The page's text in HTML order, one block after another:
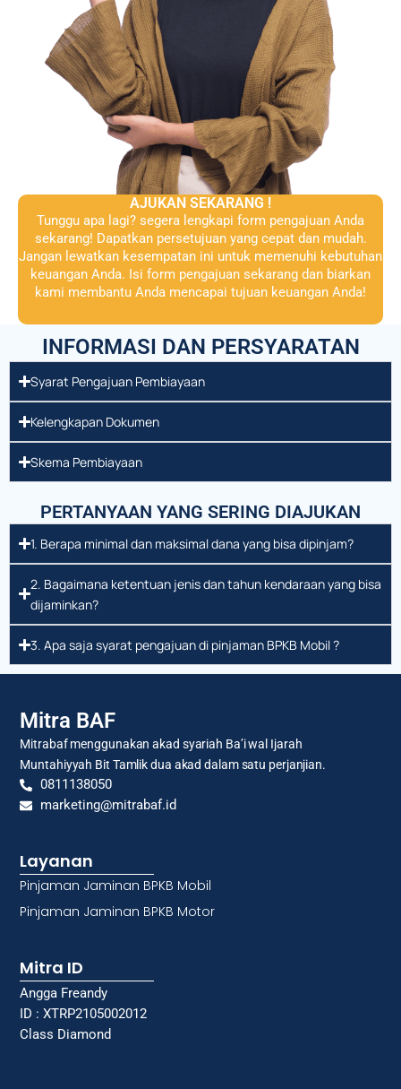
AJUKAN SEKARANG !
Tunggu apa lagi? segera lengkapi form pengajuan Anda
sekarang! Dapatkan persetujuan yang cepat dan mudah.
Jangan lewatkan kesempatan ini untuk memenuhi kebutuhan
keuangan Anda. Isi form pengajuan sekarang dan biarkan
kami membantu Anda mencapai tujuan keuangan Anda!
INFORMASI DAN PERSYARATAN
Syarat Pengajuan Pembiayaan
Kelengkapan Dokumen
Skema Pembiayaan
PERTANYAAN YANG SERING DIAJUKAN
1. Berapa minimal dan maksimal dana yang bisa dipinjam?
2. Bagaimana ketentuan jenis dan tahun kendaraan yang bisa
dijaminkan?
3. Apa saja syarat pengajuan di pinjaman BPKB Mobil ?
Mitra BAF
Mitrabaf menggunakan akad syariah Ba’i wal Ijarah
Muntahiyyah Bit Tamlik dua akad dalam satu perjanjian.
0811138050
marketing@mitrabaf.id
Layanan
Pinjaman Jaminan BPKB Mobil
Pinjaman Jaminan BPKB Motor
Mitra ID
Angga Freandy
ID : XTRP2105002012
Class Diamond